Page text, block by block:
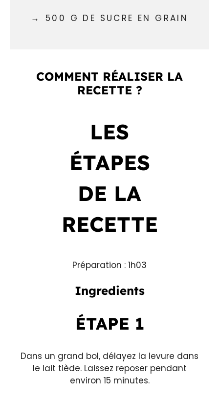
500 G DE SUCRE EN GRAIN
COMMENT RÉALISER LA
RECETTE ?
LES
ÉTAPES
DE LA
RECETTE
Préparation : 1h03
Ingredients
ÉTAPE 1
Dans un grand bol, délayez la levure dans
le lait tiède. Laissez reposer pendant
environ 15 minutes.